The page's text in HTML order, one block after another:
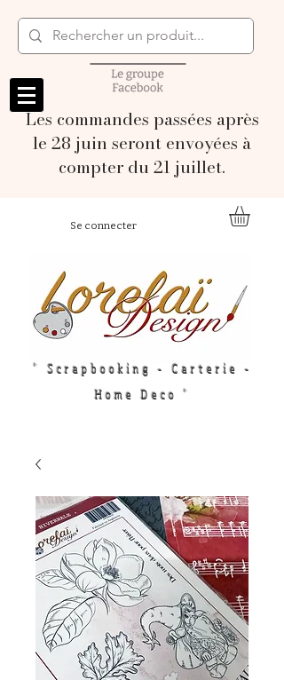
Les commandes passées après
le 28 juin seront envoyées à
compter du 21 juillet.
Se connecter
" Scrapbooking - Carterie -
Home Deco "